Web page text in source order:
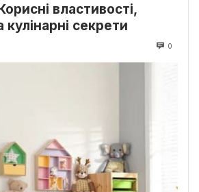
властивості,
кулінарні секрети
0